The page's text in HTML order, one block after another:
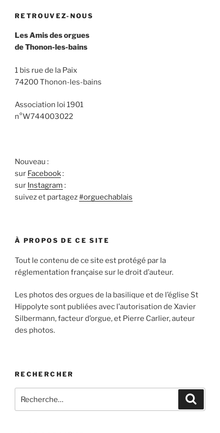
RETROUVEZ-NOUS
Les Amis des orgues
de Thonon-les-bains
1 bis rue de la Paix
74200 Thonon-les-bains
Association loi 1901
n°W744003022
Nouveau :
sur Facebook:
sur Instagram :
suivez et partagez#orguechablais
À PROPOS DE CE SITE
Tout le contenu de ce site est protégé par la
réglementation française sur le droit d’auteur.
Les photos des orgues de la basilique et de l’église St
Hippolyte sont publiées avec l’autorisation de Xavier
Silbermann, facteur d’orgue, et Pierre Carlier, auteur
des photos.
RECHERCHER
pour